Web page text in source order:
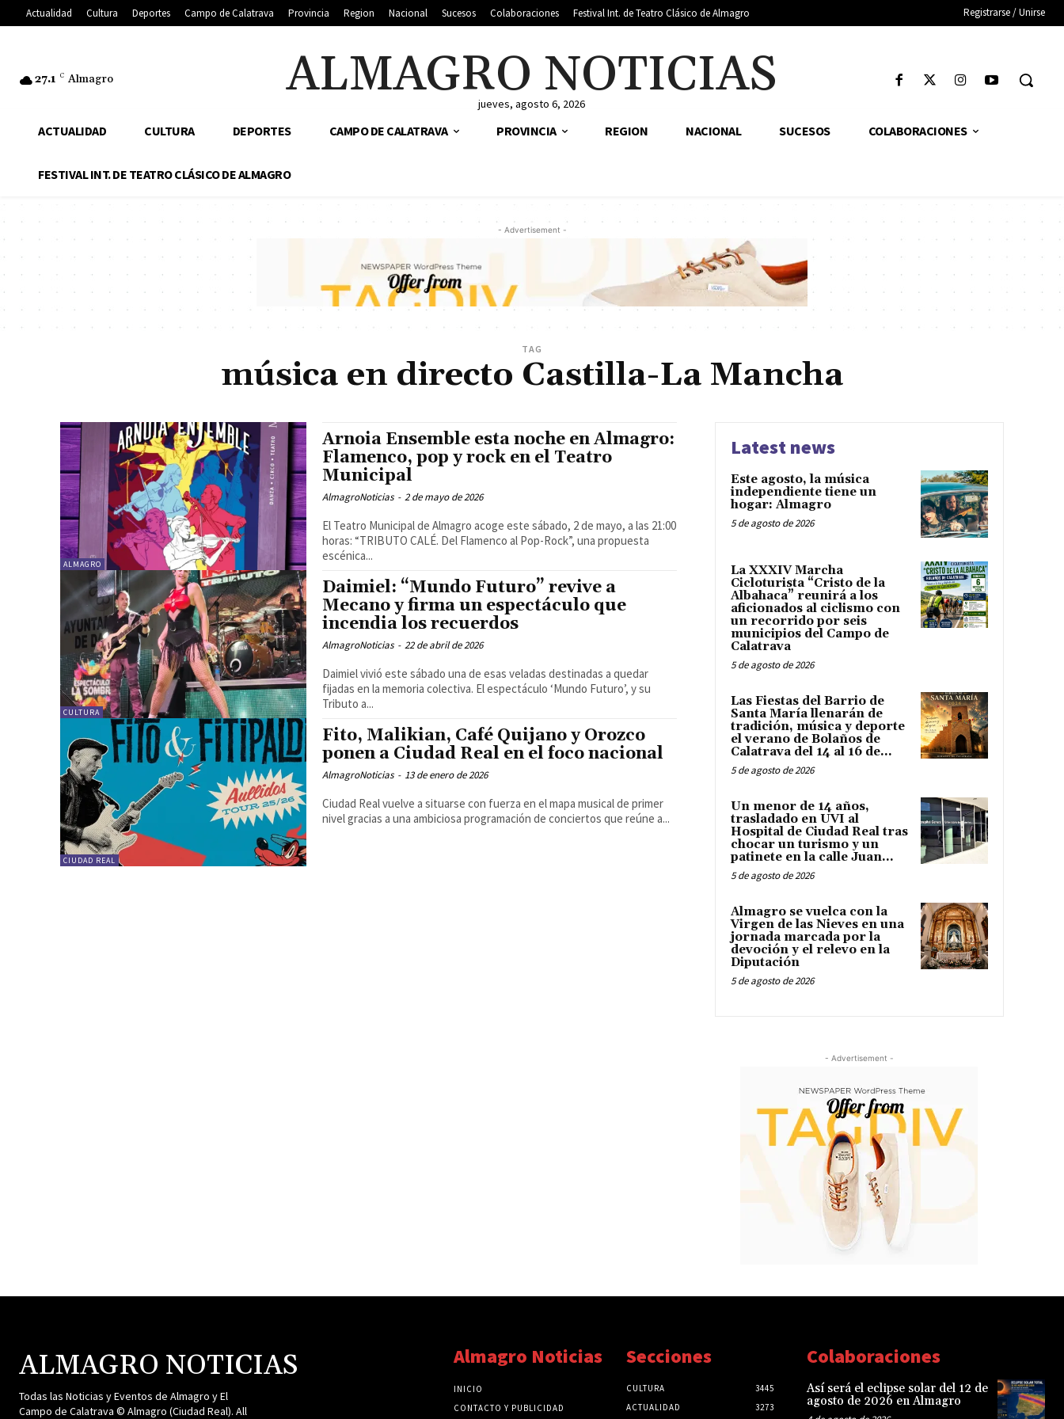
Actualidad Cultura Deportes Campo de Calatrava Provincia Region Nacional Sucesos Colaboraciones Festival Int. de Teatro Clásico de Almagro Registrarse / Unirse
27.1 C Almagro ALMAGRO NOTICIAS
jueves, agosto 6, 2026
ACTUALIDAD CULTURA DEPORTES CAMPO DE CALATRAVA PROVINCIA REGION NACIONAL SUCESOS COLABORACIONES
FESTIVAL INT. DE TEATRO CLÁSICO DE ALMAGRO
- Advertisement -
TAG
música en directo Castilla-La Mancha
ALMAGRO
Arnoia Ensemble esta noche en Almagro:
Flamenco, pop y rock en el Teatro
Municipal
AlmagroNoticias - 2 de mayo de 2026
El Teatro Municipal de Almagro acoge este sábado, 2 de mayo, a las 21:00
horas: “TRIBUTO CALÉ. Del Flamenco al Pop-Rock”, una propuesta
escénica...
CULTURA
Daimiel: “Mundo Futuro” revive a
Mecano y firma un espectáculo que
incendia los recuerdos
AlmagroNoticias - 22 de abril de 2026
Daimiel vivió este sábado una de esas veladas destinadas a quedar
fijadas en la memoria colectiva. El espectáculo ‘Mundo Futuro’, y su
Tributo a...
CIUDAD REAL
Fito, Malikian, Café Quijano y Orozco
ponen a Ciudad Real en el foco nacional
AlmagroNoticias - 13 de enero de 2026
Ciudad Real vuelve a situarse con fuerza en el mapa musical de primer
nivel gracias a una ambiciosa programación de conciertos que reúne a...
Latest news
Este agosto, la música
independiente tiene un
hogar: Almagro
5 de agosto de 2026
La XXXIV Marcha
Cicloturista “Cristo de la
Albahaca” reunirá a los
aficionados al ciclismo con
un recorrido por seis
municipios del Campo de
Calatrava
5 de agosto de 2026
Las Fiestas del Barrio de
Santa María llenarán de
tradición, música y deporte
el verano de Bolaños de
Calatrava del 14 al 16 de...
5 de agosto de 2026
Un menor de 14 años,
trasladado en UVI al
Hospital de Ciudad Real tras
chocar un turismo y un
patinete en la calle Juan...
5 de agosto de 2026
Almagro se vuelca con la
Virgen de las Nieves en una
jornada marcada por la
devoción y el relevo en la
Diputación
5 de agosto de 2026
- Advertisement -
ALMAGRO NOTICIAS
Todas las Noticias y Eventos de Almagro y El
Campo de Calatrava © Almagro (Ciudad Real). All
Almagro Noticias
INICIO
CONTACTO Y PUBLICIDAD
Secciones
CULTURA
3445
ACTUALIDAD
3273
Colaboraciones
Así será el eclipse solar del 12 de
agosto de 2026 en Almagro